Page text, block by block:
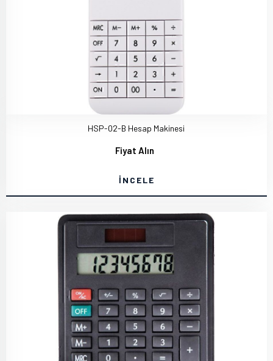
HSP-02-B Hesap Makinesi
Fiyat Alın
İNCELE